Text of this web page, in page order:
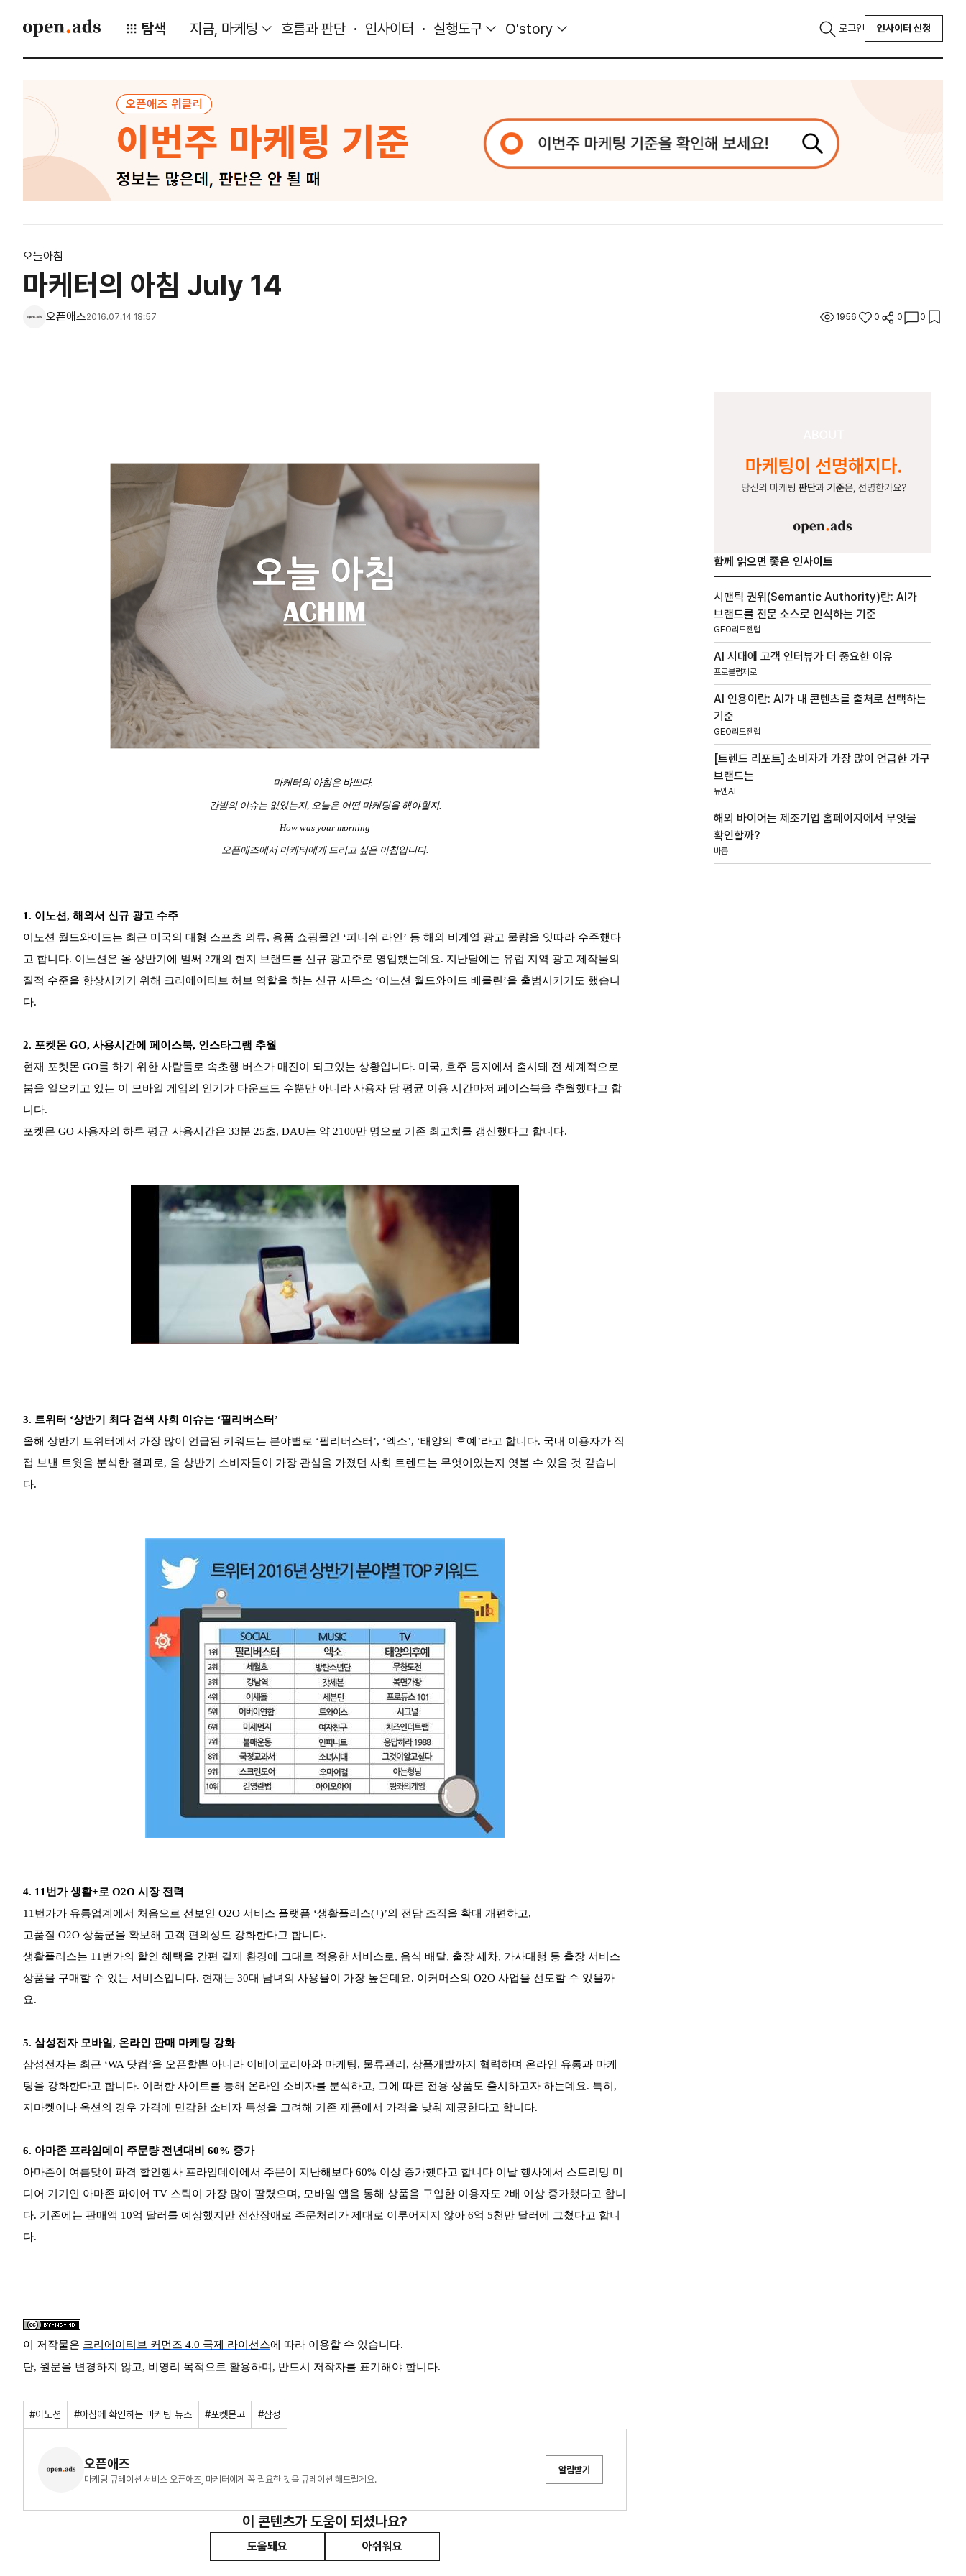
탐색 지금, 마케팅 흐름과 판단 인사이터 실행도구 O'story 로그인 인사이터 신청
오늘아침
마케터의 아침 July 14
오픈애즈2016.07.14 18:57 1956 0 0 0
마케터의 아침은 바쁘다.
간밤의 이슈는 없었는지, 오늘은 어떤 마케팅을 해야할지.
How was your morning
오픈애즈에서 마케터에게 드리고 싶은 아침입니다.
1. 이노션, 해외서 신규 광고 수주
이노션 월드와이드는 최근 미국의 대형 스포츠 의류, 용품 쇼핑몰인 ‘피니쉬 라인’ 등 해외 비계열 광고 물량을 잇따라 수주했다
고 합니다. 이노션은 올 상반기에 벌써 2개의 현지 브랜드를 신규 광고주로 영입했는데요. 지난달에는 유럽 지역 광고 제작물의
질적 수준을 향상시키기 위해 크리에이티브 허브 역할을 하는 신규 사무소 ‘이노션 월드와이드 베를린’을 출범시키기도 했습니
다.
2. 포켓몬 GO, 사용시간에 페이스북, 인스타그램 추월
현재 포켓몬 GO를 하기 위한 사람들로 속초행 버스가 매진이 되고있는 상황입니다. 미국, 호주 등지에서 출시돼 전 세계적으로
붐을 일으키고 있는 이 모바일 게임의 인기가 다운로드 수뿐만 아니라 사용자 당 평균 이용 시간마저 페이스북을 추월했다고 합
니다.
포켓몬 GO 사용자의 하루 평균 사용시간은 33분 25초, DAU는 약 2100만 명으로 기존 최고치를 갱신했다고 합니다.
3. 트위터 ‘상반기 최다 검색 사회 이슈는 ‘필리버스터’
올해 상반기 트위터에서 가장 많이 언급된 키워드는 분야별로 ‘필리버스터’, ‘엑소’, ‘태양의 후예’라고 합니다. 국내 이용자가 직
접 보낸 트윗을 분석한 결과로, 올 상반기 소비자들이 가장 관심을 가졌던 사회 트렌드는 무엇이었는지 엿볼 수 있을 것 같습니
다.
4. 11번가 생활+로 O2O 시장 전력
11번가가 유통업계에서 처음으로 선보인 O2O 서비스 플랫폼 ‘생활플러스(+)’의 전담 조직을 확대 개편하고,
고품질 O2O 상품군을 확보해 고객 편의성도 강화한다고 합니다.
생활플러스는 11번가의 할인 혜택을 간편 결제 환경에 그대로 적용한 서비스로, 음식 배달, 출장 세차, 가사대행 등 출장 서비스
상품을 구매할 수 있는 서비스입니다. 현재는 30대 남녀의 사용율이 가장 높은데요. 이커머스의 O2O 사업을 선도할 수 있을까
요.
5. 삼성전자 모바일, 온라인 판매 마케팅 강화
삼성전자는 최근 ‘WA 닷컴’을 오픈할뿐 아니라 이베이코리아와 마케팅, 물류관리, 상품개발까지 협력하며 온라인 유통과 마케
팅을 강화한다고 합니다. 이러한 사이트를 통해 온라인 소비자를 분석하고, 그에 따른 전용 상품도 출시하고자 하는데요. 특히,
지마켓이나 옥션의 경우 가격에 민감한 소비자 특성을 고려해 기존 제품에서 가격을 낮춰 제공한다고 합니다.
6. 아마존 프라임데이 주문량 전년대비 60% 증가
아마존이 여름맞이 파격 할인행사 프라임데이에서 주문이 지난해보다 60% 이상 증가했다고 합니다 이날 행사에서 스트리밍 미
디어 기기인 아마존 파이어 TV 스틱이 가장 많이 팔렸으며, 모바일 앱을 통해 상품을 구입한 이용자도 2배 이상 증가했다고 합니
다. 기존에는 판매액 10억 달러를 예상했지만 전산장애로 주문처리가 제대로 이루어지지 않아 6억 5천만 달러에 그쳤다고 합니
다.
이 저작물은 크리에이티브 커먼즈 4.0 국제 라이선스에 따라 이용할 수 있습니다.
단, 원문을 변경하지 않고, 비영리 목적으로 활용하며, 반드시 저작자를 표기해야 합니다.
#이노션 #아침에 확인하는 마케팅 뉴스 #포켓몬고 #삼성
오픈애즈
마케팅 큐레이션 서비스 오픈애즈, 마케터에게 꼭 필요한 것을 큐레이션 해드릴게요.
알림받기
이 콘텐츠가 도움이 되셨나요?
도움돼요 아쉬워요
함께 읽으면 좋은 인사이트
시맨틱 권위(Semantic Authority)란: AI가
브랜드를 전문 소스로 인식하는 기준
GEO리드젠랩
AI 시대에 고객 인터뷰가 더 중요한 이유
프로블럼제로
AI 인용이란: AI가 내 콘텐츠를 출처로 선택하는
기준
GEO리드젠랩
[트렌드 리포트] 소비자가 가장 많이 언급한 가구
브랜드는
뉴엔AI
해외 바이어는 제조기업 홈페이지에서 무엇을
확인할까?
바름